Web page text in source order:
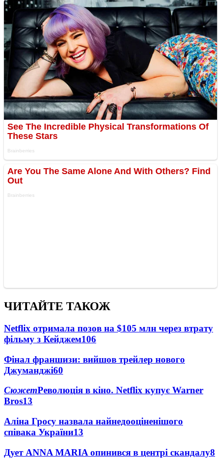
ЧИТАЙТЕ ТАКОЖ
Netflix отримала позов на $105 млн через втрату
фільму з Кейджем106
Фінал франшизи: вийшов трейлер нового
Джуманджі60
СюжетРеволюція в кіно. Netflix купує Warner
Bros13
Аліна Гросу назвала найнедооціненішого
співака України13
Дует ANNA MARIA опинився в центрі скандалу8